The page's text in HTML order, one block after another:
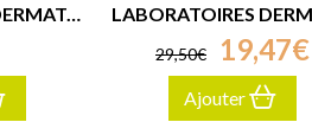
LABORATOIRES DERMATOLOGIQUES A-DERMA
29,50€ 19,47€
Ajouter